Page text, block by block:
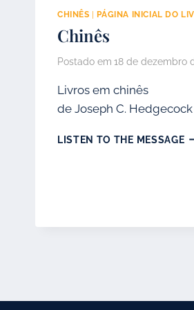
CHINÊS PÁGINA INICIAL DO
Chinês
Postado em 18 de dezembro
Livros em chinês
de Joseph C. Hedgecock
LISTEN TO THE MESSAGE